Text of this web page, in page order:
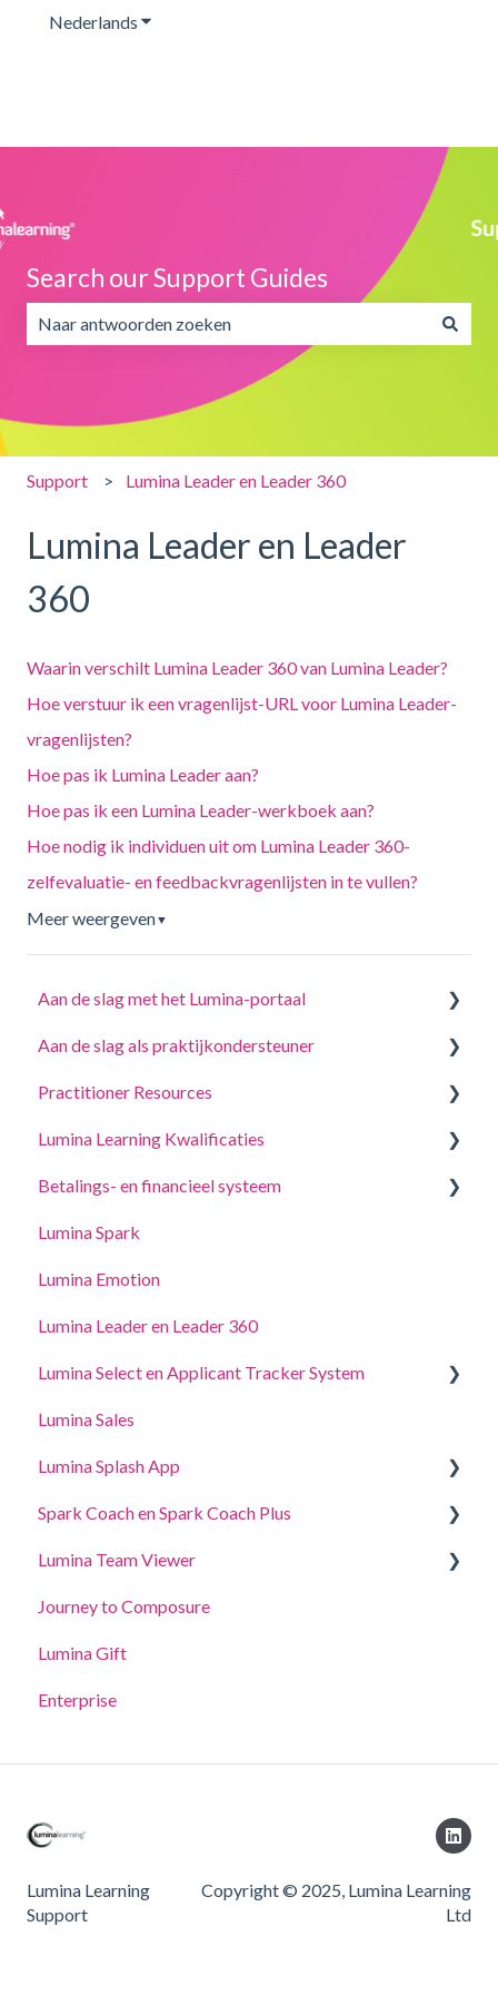
Nederlands Submenu tonen voor vertalingen
Search our Support Guides
Er zijn geen suggesties want het zoekveld is leeg.
Support Lumina Leader en Leader 360
Lumina Leader en Leader
360
Waarin verschilt Lumina Leader 360 van Lumina Leader?
Hoe verstuur ik een vragenlijst-URL voor Lumina Leader-
vragenlijsten?
Hoe pas ik Lumina Leader aan?
Hoe pas ik een Lumina Leader-werkboek aan?
Hoe nodig ik individuen uit om Lumina Leader 360-
zelfevaluatie- en feedbackvragenlijsten in te vullen?
Meer weergeven▼
Aan de slag met het Lumina-portaal
Beantwoord een vragenlijst of voltooi een taak
Log in op uw account
Uw Portretten
Accountinstellingen bijwerken
Aan de slag als praktijkondersteuner
Een project maken, deelnemers uitnodigen
Beheer uw projectinstellingen
Beheer uw Practitioner-profielinstellingen
Gedelegeerde toegang
Practitioner Resources
Coaching- en Workshopgidsen
Lumina Learning Kwalificaties
Online Leerportaal (LLXP)
Betalings- en financieel systeem
Punten kopen en transacties bekijken
Lumina Spark
Lumina Emotion
Lumina Leader en Leader 360
Lumina Select en Applicant Tracker System
Applicant Tracker System
Lumina Select Eliminater
Lumina Sales
Lumina Splash App
Voor Deelnemers
Voor Practitioners
Spark Coach en Spark Coach Plus
Handleidingen en demo's
Spark Coach
Spark Coach Plus
Lumina Team Viewer
Een team maken, bekijken of bewerken
Andere Lumina Team-functies
Journey to Composure
Lumina Gift
Enterprise
Lumina Learning
Support
Copyright © 2025, Lumina Learning
Ltd